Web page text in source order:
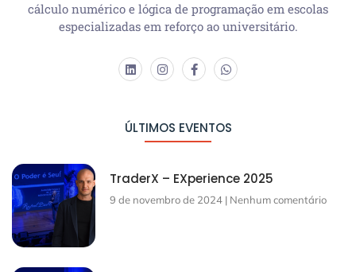
cálculo numérico e lógica de programação em escolas
especializadas em reforço ao universitário.
ÚLTIMOS EVENTOS
TraderX – EXperience 2025
9 de novembro de 2024 Nenhum comentário